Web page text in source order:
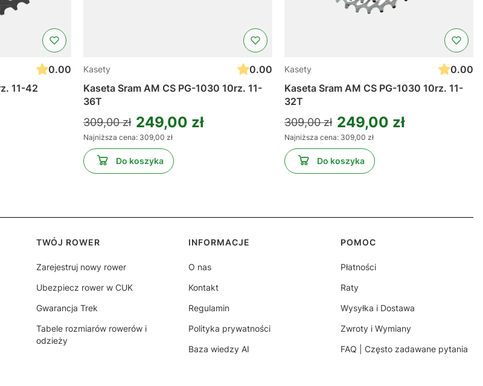
0.00
11-42
Kasety
0.00
Kaseta Sram AM CS PG-1030 10rz. 11-
36T
309,00 zł 249,00 zł
Najniższa cena: 309,00 zł
Do koszyka
Kasety
0.00
Kaseta Sram AM CS PG-1030 10rz. 11-
32T
309,00 zł 249,00 zł
Najniższa cena: 309,00 zł
Do koszyka
TWÓJ ROWER
Zarejestruj nowy rower
Ubezpiecz rower w CUK
Gwarancja Trek
Tabele rozmiarów rowerów i
odzieży
INFORMACJE
O nas
Kontakt
Regulamin
Polityka prywatności
Baza wiedzy AI
POMOC
Płatności
Raty
Wysyłka i Dostawa
Zwroty i Wymiany
FAQ | Często zadawane pytania